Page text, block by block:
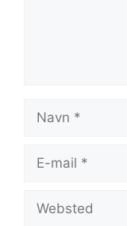
Navn
Websted